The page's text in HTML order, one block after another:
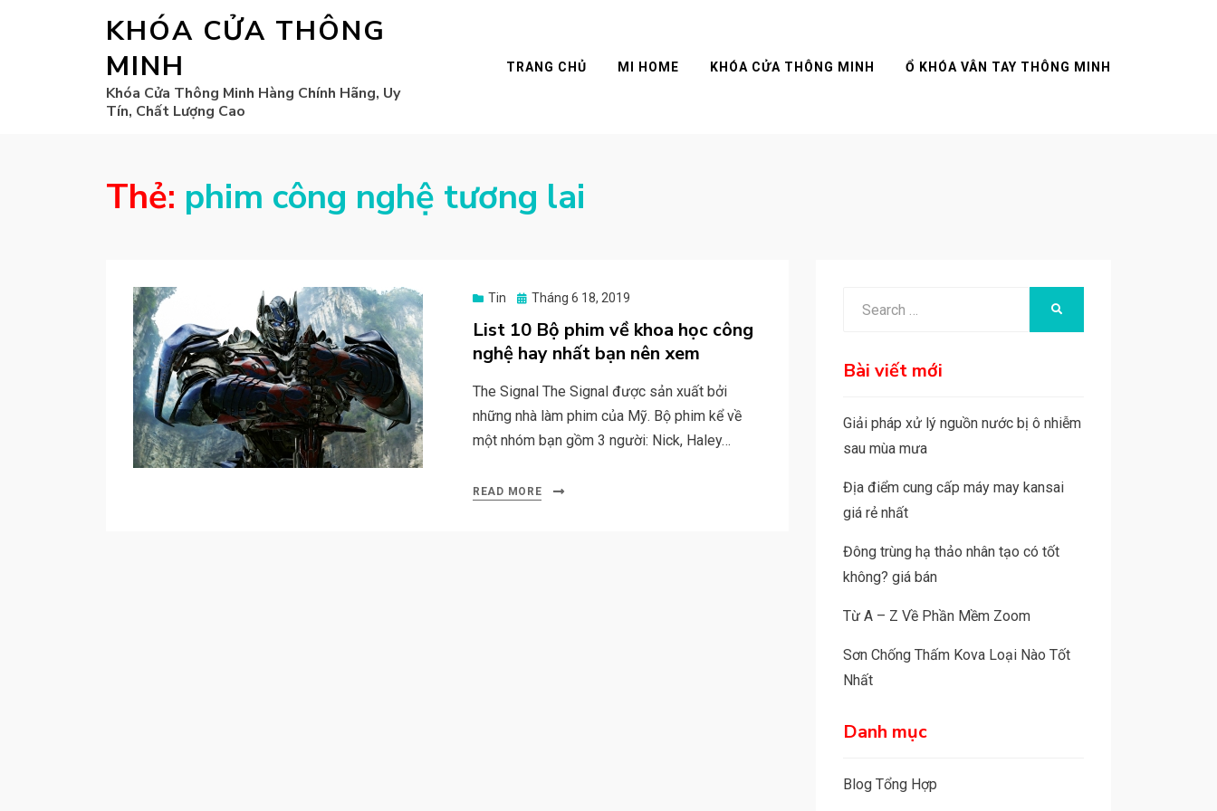
KHÓA CỬA THÔNG
MINH
Khóa Cửa Thông Minh Hàng Chính Hãng, Uy
Tín, Chất Lượng Cao
TRANG CHỦ MI HOME KHÓA CỬA THÔNG MINH Ổ KHÓA VÂN TAY THÔNG MINH
Thẻ: phim công nghệ tương lai
Tin
Posted
Tháng 6 18, 2019
List 10 Bộ phim về khoa học công
nghệ hay nhất bạn nên xem
The Signal The Signal được sản xuất bởi
những nhà làm phim của Mỹ. Bộ phim kể về
một nhóm bạn gồm 3 người: Nick, Haley…
READ MORE
Bài viết mới
Giải pháp xử lý nguồn nước bị ô nhiễm
sau mùa mưa
Địa điểm cung cấp máy may kansai
giá rẻ nhất
Đông trùng hạ thảo nhân tạo có tốt
không? giá bán
Từ A – Z Về Phần Mềm Zoom
Sơn Chống Thấm Kova Loại Nào Tốt
Nhất
Danh mục
Blog Tổng Hợp